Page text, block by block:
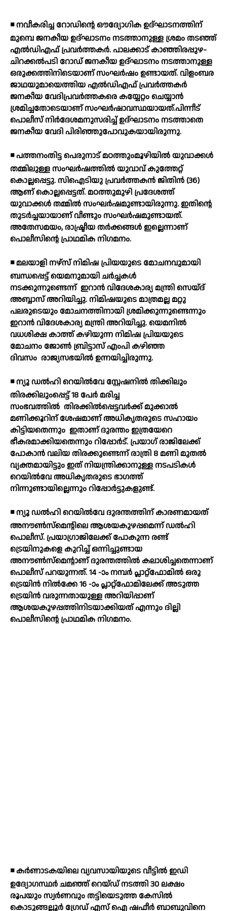
◾ നവീകരിച്ച റോഡിന്റെ ഔദ്യോഗിക ഉദ്ഘാടനത്തിന്
മുമ്പെ ജനകീയ ഉദ്ഘാടനം നടത്താനുള്ള ശ്രമം തടഞ്ഞ്
എല്‍ഡിഎഫ് പ്രവര്‍ത്തകര്‍. പാലക്കാട് കാഞ്ഞിരപ്പുഴ-
ചിറക്കല്‍പടി റോഡ് ജനകീയ ഉദ്ഘാടനം നടത്താനുള്ള
ഒരുക്കത്തിനിടെയാണ് സംഘര്‍ഷം ഉണ്ടായത്. വിളംബര
ജാഥയുമായെത്തിയ എല്‍ഡിഎഫ് പ്രവര്‍ത്തകര്‍
ജനകീയ വേദിപ്രവര്‍ത്തകരെ കയ്യേറ്റം ചെയ്യാന്‍
ശ്രമിച്ചതോടെയാണ് സംഘര്‍ഷാവസ്ഥയായത്.പിന്നീട്
പൊലീസ് നിര്‍ദേശമനുസരിച്ച് ഉദ്ഘാടനം നടത്താതെ
ജനകീയ വേദി പിരിഞ്ഞുപോവുകയായിരുന്നു.
◾ പത്തനംതിട്ട പെരുനാട് മഠത്തുംമൂഴിയില്‍ യുവാക്കള്‍
തമ്മിലുള്ള സംഘര്‍ഷത്തില്‍ യുവാവ് കുത്തേറ്റ്
കൊല്ലപ്പെട്ടു. സിഐടിയു പ്രവര്‍ത്തകന്‍ ജിതിന്‍ (36)
ആണ് കൊല്ലപ്പെട്ടത്. മഠത്തുമുഴി പ്രദേശത്ത്
യുവാക്കള്‍ തമ്മില്‍ സംഘര്‍ഷമുണ്ടായിരുന്നു. ഇതിന്റെ
തുടര്‍ച്ചയായാണ് വീണ്ടും സംഘര്‍ഷമുണ്ടായത്.
അതേസമയം, രാഷ്ട്രീയ തര്‍ക്കങ്ങള്‍ ഇല്ലെന്നാണ്
പൊലീസിന്റെ പ്രാഥമിക നിഗമനം.
◾ മലയാളി നഴ്സ് നിമിഷ പ്രിയയുടെ മോചനവുമായി
ബന്ധപ്പെട്ട് യെമനുമായി ചര്‍ച്ചകള്‍
നടക്കുന്നുണ്ടെന്ന് ഇറാന്‍ വിദേശകാര്യ മന്ത്രി സെയ്ദ്
അബ്ബാസ് അറിയിച്ചു. നിമിഷയുടെ മാത്രമല്ല മറ്റു
പലരുടെയും മോചനത്തിനായി ശ്രമിക്കുന്നുണ്ടെന്നും
ഇറാന്‍ വിദേശകാര്യ മന്ത്രി അറിയിച്ചു. യെമനില്‍
വധശിക്ഷ കാത്ത് കഴിയുന്ന നിമിഷ പ്രിയയുടെ
മോചനം ജോണ്‍ ബ്രിട്ടാസ് എംപി കഴിഞ്ഞ
ദിവസം രാജ്യസഭയില്‍ ഉന്നയിച്ചിരുന്നു.
◾ ന്യൂ ഡല്‍ഹി റെയില്‍വേ സ്റ്റേഷനില്‍ തിക്കിലും
തിരക്കിലുംപ്പെട്ട് 18 പേര്‍ മരിച്ച
സംഭവത്തില്‍ തിരക്കില്‍പ്പെട്ടവര്‍ക്ക് മുക്കാല്‍
മണിക്കൂറിന് ശേഷമാണ് അധികൃതരുടെ സഹായം
കിട്ടിയതെന്നും ഇതാണ് ദുരന്തം ഇത്രയേറെ
ഭീകരമാക്കിയതെന്നും റിപ്പോര്‍ട്. പ്രയാഗ് രാജിലേക്ക്
പോകാന്‍ വലിയ തിരക്കുണ്ടെന്ന് രാത്രി 8 മണി മുതല്‍
വ്യക്തമായിട്ടും ഇത് നിയന്ത്രിക്കാനുള്ള നടപടികള്‍
റെയില്‍വേ അധികൃതരുടെ ഭാഗത്ത്
നിന്നുണ്ടായില്ലെന്നും റിപ്പോര്‍ട്ടുകളുണ്ട്.
◾ ന്യൂ ഡല്‍ഹി റെയില്‍വേ ദുരന്തത്തിന് കാരണമായത്
അനൗണ്‍സ്മെന്റിലെ ആശയകുഴപ്പമെന്ന് ഡല്‍ഹി
പൊലീസ്. പ്രയാഗ്രാജിലേക്ക് പോകുന്ന രണ്ട്
ട്രെയിനുകളെ കുറിച്ച് ഒന്നിച്ചുണ്ടായ
അനൗണ്‍സ്മെന്റാണ് ദുരന്തത്തില്‍ കലാശിച്ചതെന്നാണ്
പൊലീസ് പറയുന്നത്. 14 -ാം നമ്പര്‍ പ്ലാറ്റ്ഫോമില്‍ ഒരു
ട്രെയിന്‍ നില്‍ക്കേ 16 -ാം പ്ലാറ്റ്ഫോമിലേക്ക് അടുത്ത
ട്രെയിന്‍ വരുന്നതായുള്ള അറിയിപ്പാണ്
ആശയകുഴപ്പത്തിനിടയാക്കിയത് എന്നും ദില്ലി
പൊലീസിന്റെ പ്രാഥമിക നിഗമനം.
◾ കര്‍ണാടകയിലെ വ്യവസായിയുടെ വീട്ടില്‍ ഇഡി
ഉദ്യോഗസ്ഥര്‍ ചമഞ്ഞ് റെയ്ഡ് നടത്തി 30 ലക്ഷം
രൂപയും സ്വര്‍ണവും തട്ടിയെടുത്ത കേസില്‍
കൊടുങ്ങല്ലൂര്‍ ഗ്രേഡ് എസ് ഐ ഷഫീര്‍ ബാബുവിനെ